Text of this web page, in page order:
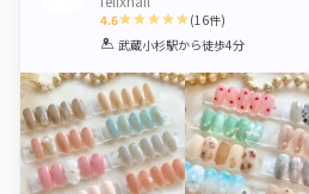
4.6
1 2 3 4 5
(16件)
武蔵小杉駅から徒歩4分